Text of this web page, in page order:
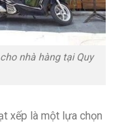
nhà hàng tại Quy
xếp là một lựa chọn